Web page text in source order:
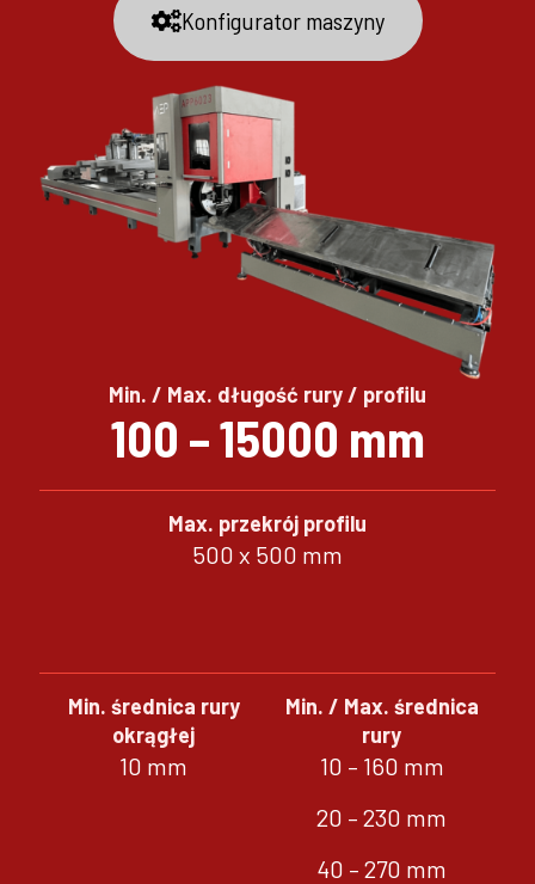
Min. / Max. długość rury / profilu
100 – 15000 mm
Max. przekrój profilu
500 x 500 mm
Min. średnica rury
okrągłej
Min. / Max. średnica
rury
10 mm
10 – 160 mm
20 – 230 mm
40 – 270 mm
Konfigurator maszyny